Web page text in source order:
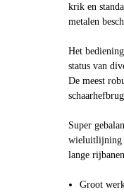
krik en
metalen
Het
status van
De meest
Super
wieluitlijning
lange
Groot